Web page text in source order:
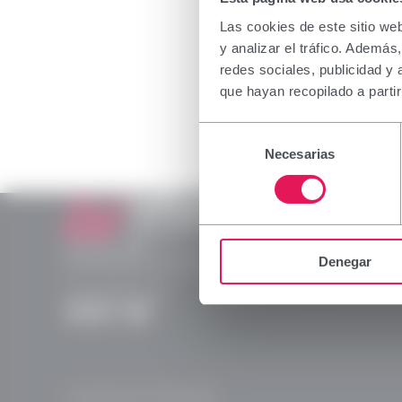
Las cookies de este sitio
y analizar el tráfico.
redes sociales, publicidad y
que hayan recopilado a
consentimiento
Necesarias
Denegar
a
su
rogamos
Declaro